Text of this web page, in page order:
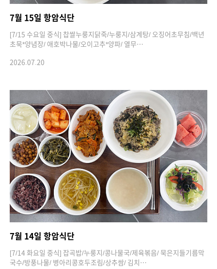
7월 15일 항암식단
[7/15 수요일 중식] 찹쌀누룽지닭죽/누룽지/삼계탕/ 오징어초무침/백년
초묵*양념장/ 애호박나물/오이고추*양파/ 열무…
2026.07.20
7월 14일 항암식단
[7/14 화요일 중식] 잡곡밥/누룽지/콩나물국/제육볶음/ 묵은지들기름막
국수/방풍나물/ 병아리콩호두조림/상추쌈/ 김치…